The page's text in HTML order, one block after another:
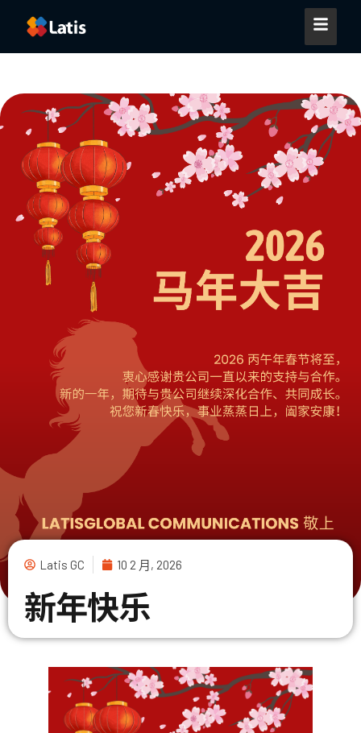
Latis GC 10 2 月, 2026
新年快乐